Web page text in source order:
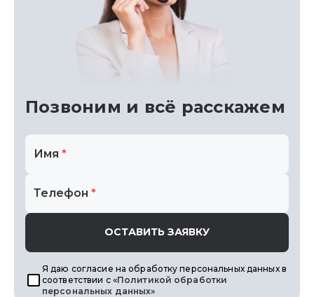
Позвоним и всё расскажем
Имя *
Телефон *
ОСТАВИТЬ ЗАЯВКУ
Я даю согласие на обработку персональных данных в
соответствии с «Политикой обработки
персональных данных»